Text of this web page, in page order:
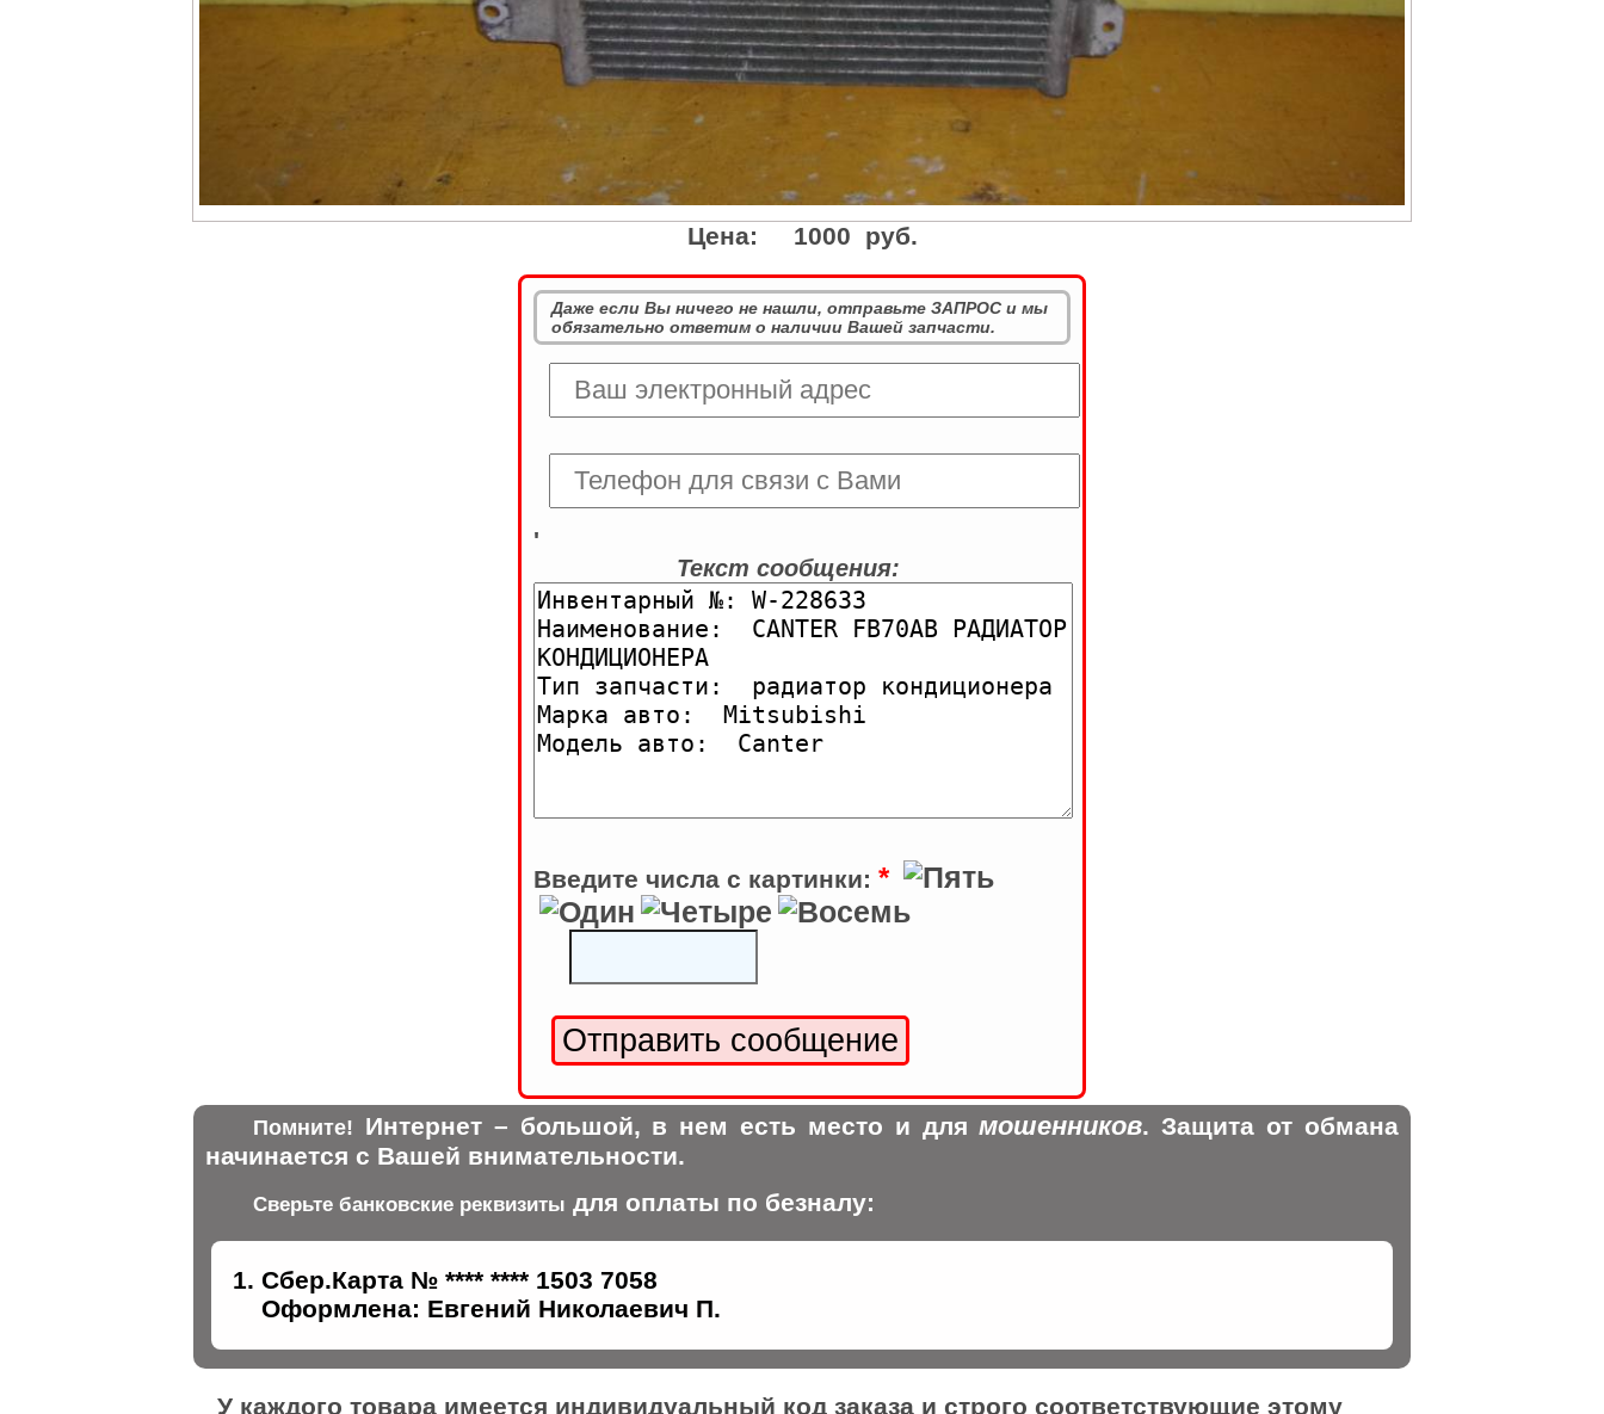
Цена: 1000 руб.
Даже если Вы ничего не нашли, отправьте ЗАПРОС и мы
обязательно ответим о наличии Вашей запчасти.
'
Текст сообщения:
Введите числа с картинки: *
Помните! Интернет – большой, в нем есть место и длямошенников. Защита от обмана
начинается с Вашей внимательности.
Сверьте банковские реквизиты для оплаты по безналу:
Сбер.Карта № **** **** 1503 7058
Оформлена: Евгений Николаевич П.
У каждого товара имеется индивидуальный код заказа и строго соответствующие этому